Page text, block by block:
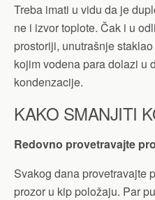
Treba imati u vidu da je
ne i izvor toplote. Čak i u
prostoriji, unutrašnje
kojim vodena para dolazi u
kondenzacije.
KAKO SMANJITI
Redovno provetravajte
Svakog dana provetravajte
prozor u kip položaju. Par